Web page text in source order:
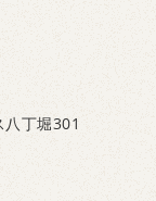
丁堀301